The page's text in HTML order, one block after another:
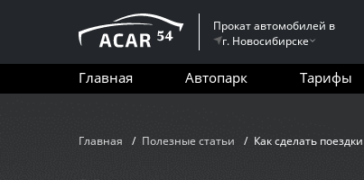
Прокат автомобилей в
г. Новосибирске
Главная Автопарк Тарифы
Главная Полезные статьи Как сделать